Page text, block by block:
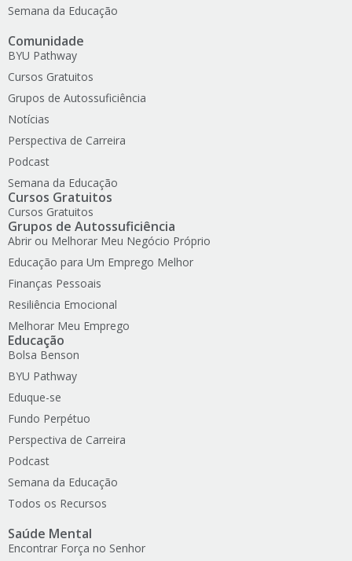
Semana da Educação
Comunidade
BYU Pathway
Cursos Gratuitos
Grupos de Autossuficiência
Notícias
Perspectiva de Carreira
Podcast
Semana da Educação
Cursos Gratuitos
Cursos Gratuitos
Grupos de Autossuficiência
Abrir ou Melhorar Meu Negócio Próprio
Educação para Um Emprego Melhor
Finanças Pessoais
Resiliência Emocional
Melhorar Meu Emprego
Educação
Bolsa Benson
BYU Pathway
Eduque-se
Fundo Perpétuo
Perspectiva de Carreira
Podcast
Semana da Educação
Todos os Recursos
Saúde Mental
Encontrar Força no Senhor